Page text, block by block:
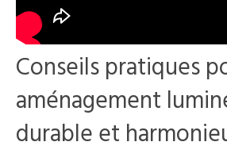
Conseils pratiques
aménagement
durable et